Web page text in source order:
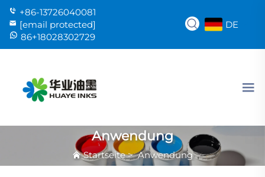
+86-13726040081
[email protected]
86+18028302729
DE
Anwendung
Startseite>Anwendung